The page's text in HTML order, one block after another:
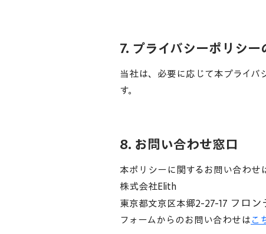
7. プライバシーポリシー
当社は、必要に応じて本プライバ
す。
8. お問い合わせ窓口
本ポリシーに関するお問い合わせ
株式会社Elith
​​東京都文京区本郷2-27-17 フロ
​フォームからのお問い合わせは こ